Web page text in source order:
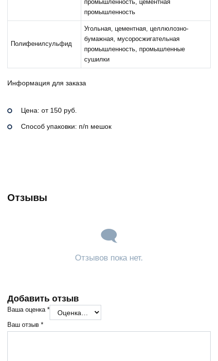
промышленность, цементная
промышленность
Полифенилсульфид
Угольная, цементная, целлюлозно-
бумажная, мусоросжигательная
промышленность, промышленные
сушилки
Информация для заказа
Цена: от 150 руб.
Способ упаковки: п/п мешок
Отзывы
Отзывов пока нет.
Добавить отзыв
Ваша оценка *
Ваш отзыв *